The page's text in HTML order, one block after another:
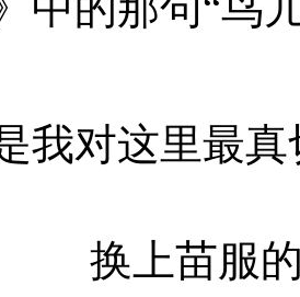
我对这里最
换上苗服